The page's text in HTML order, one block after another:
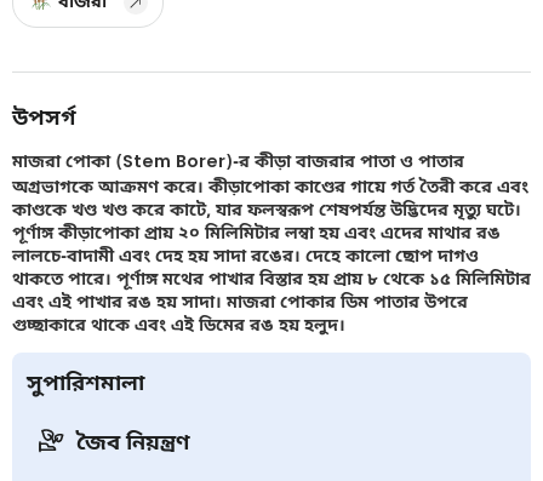
উপসর্গ
মাজরা পোকা (Stem Borer)-র কীড়া বাজরার পাতা ও পাতার
অগ্রভাগকে আক্রমণ করে। কীড়াপোকা কাণ্ডের গায়ে গর্ত তৈরী করে এবং
কাণ্ডকে খণ্ড খণ্ড করে কাটে, যার ফলস্বরূপ শেষপর্যন্ত উদ্ভিদের মৃত্যু ঘটে।
পূর্ণাঙ্গ কীড়াপোকা প্রায় ২০ মিলিমিটার লম্বা হয় এবং এদের মাথার রঙ
লালচে-বাদামী এবং দেহ হয় সাদা রঙের। দেহে কালো ছোপ দাগও
থাকতে পারে। পূর্ণাঙ্গ মথের পাখার বিস্তার হয় প্রায় ৮ থেকে ১৫ মিলিমিটার
এবং এই পাখার রঙ হয় সাদা। মাজরা পোকার ডিম পাতার উপরে
গুচ্ছাকারে থাকে এবং এই ডিমের রঙ হয় হলুদ।
সুপারিশমালা
জৈব নিয়ন্ত্রণ